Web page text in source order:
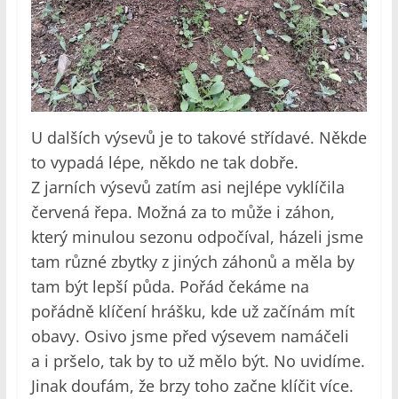
U dalších výsevů je to takové střídavé. Někde
to vypadá lépe, někdo ne tak dobře.
Z jarních výsevů zatím asi nejlépe vyklíčila
červená řepa. Možná za to může i záhon,
který minulou sezonu odpočíval, házeli jsme
tam různé zbytky z jiných záhonů a měla by
tam být lepší půda. Pořád čekáme na
pořádně klíčení hrášku, kde už začínám mít
obavy. Osivo jsme před výsevem namáčeli
a i pršelo, tak by to už mělo být. No uvidíme.
Jinak doufám, že brzy toho začne klíčit více.